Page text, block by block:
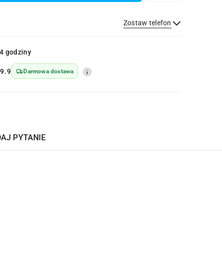
Zostaw telefon
godziny
Darmowa dostawa
PYTANIE